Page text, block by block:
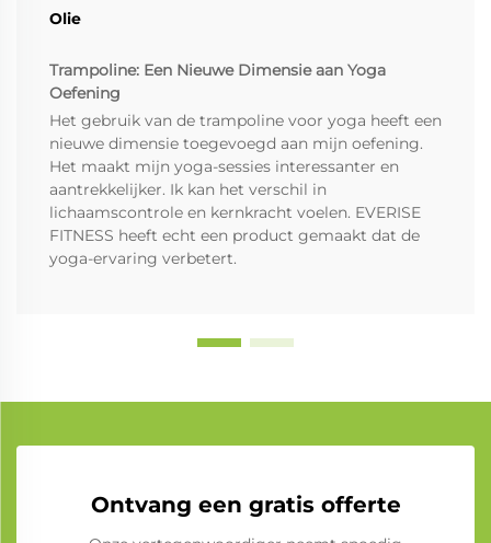
Olie
Trampoline: Een Nieuwe Dimensie aan Yoga
Oefening
Het gebruik van de trampoline voor yoga heeft een
nieuwe dimensie toegevoegd aan mijn oefening.
Het maakt mijn yoga-sessies interessanter en
aantrekkelijker. Ik kan het verschil in
lichaamscontrole en kernkracht voelen. EVERISE
FITNESS heeft echt een product gemaakt dat de
yoga-ervaring verbetert.
Ontvang een gratis offerte